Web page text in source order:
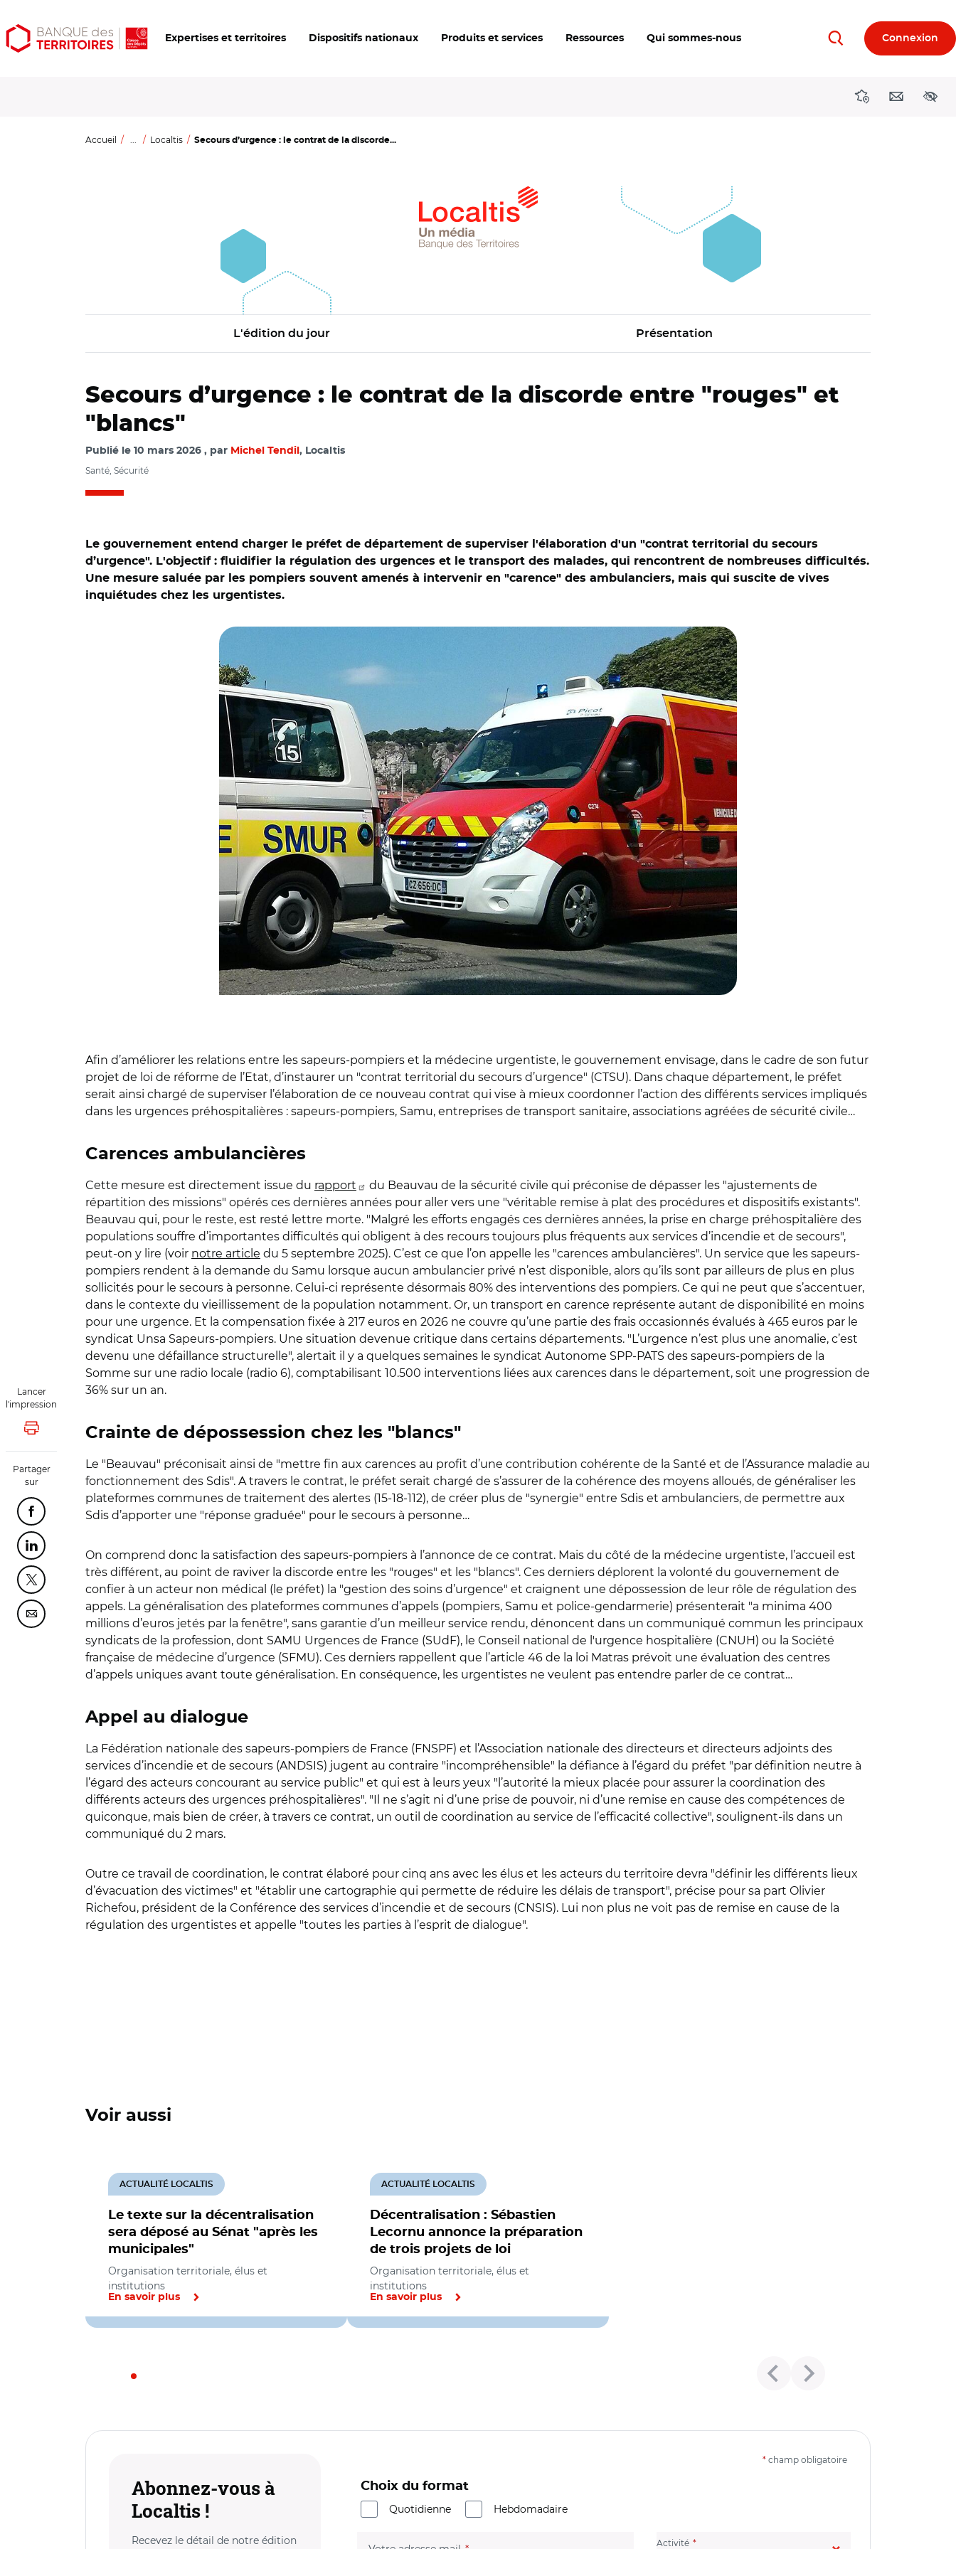
Aller
au
Aller
au
Ouvrir
les
Expertises et territoires Dispositifs nationaux Produits et services Ressources Qui sommes-nous RechercherConnexion
DirectionsContact
Accueil ... Localtis Secours d’urgence : le contrat de la discorde...
L'édition du jour Présentation
Lancer
l'impression
Lancer l'impression
Partager
sur
Partager cette page sur Facebook
Partager cette page sur Linkedin
Partager cette page sur Twitter
Partager cette page sur Courriel
Secours d’urgence : le contrat de la discorde entre "rouges" et
"blancs"
Publié le 10 mars 2026 par Michel Tendil , Localtis
Santé, Sécurité
Le gouvernement entend charger le préfet de département de superviser l'élaboration d'un "contrat territorial du secours
d’urgence". L'objectif : fluidifier la régulation des urgences et le transport des malades, qui rencontrent de nombreuses difficultés.
Une mesure saluée par les pompiers souvent amenés à intervenir en "carence" des ambulanciers, mais qui suscite de vives
inquiétudes chez les urgentistes.
Afin d’améliorer les relations entre les sapeurs-pompiers et la médecine urgentiste, le gouvernement envisage, dans le cadre de son futur
projet de loi de réforme de l’Etat, d’instaurer un "contrat territorial du secours d’urgence" (CTSU). Dans chaque département, le préfet
serait ainsi chargé de superviser l’élaboration de ce nouveau contrat qui vise à mieux coordonner l’action des différents services impliqués
dans les urgences préhospitalières : sapeurs-pompiers, Samu, entreprises de transport sanitaire, associations agréées de sécurité civile…
Carences ambulancières
Cette mesure est directement issue du rapport
du Beauvau de la sécurité civile qui préconise de dépasser les "ajustements de
répartition des missions" opérés ces dernières années pour aller vers une "véritable remise à plat des procédures et dispositifs existants".
Beauvau qui, pour le reste, est resté lettre morte. "Malgré les efforts engagés ces dernières années, la prise en charge préhospitalière des
populations souffre d’importantes difficultés qui obligent à des recours toujours plus fréquents aux services d’incendie et de secours",
peut-on y lire (voir notre article du 5 septembre 2025). C’est ce que l’on appelle les "carences ambulancières". Un service que les sapeurs-
pompiers rendent à la demande du Samu lorsque aucun ambulancier privé n’est disponible, alors qu’ils sont par ailleurs de plus en plus
sollicités pour le secours à personne. Celui-ci représente désormais 80% des interventions des pompiers. Ce qui ne peut que s’accentuer,
dans le contexte du vieillissement de la population notamment. Or, un transport en carence représente autant de disponibilité en moins
pour une urgence. Et la compensation fixée à 217 euros en 2026 ne couvre qu’une partie des frais occasionnés évalués à 465 euros par le
syndicat Unsa Sapeurs-pompiers. Une situation devenue critique dans certains départements. "L’urgence n’est plus une anomalie, c’est
devenu une défaillance structurelle", alertait il y a quelques semaines le syndicat Autonome SPP-PATS des sapeurs-pompiers de la
Somme sur une radio locale (radio 6), comptabilisant 10.500 interventions liées aux carences dans le département, soit une progression de
36% sur un an.
Crainte de dépossession chez les "blancs"
Le "Beauvau" préconisait ainsi de "mettre fin aux carences au profit d’une contribution cohérente de la Santé et de l’Assurance maladie au
fonctionnement des Sdis". A travers le contrat, le préfet serait chargé de s’assurer de la cohérence des moyens alloués, de généraliser les
plateformes communes de traitement des alertes (15-18-112), de créer plus de "synergie" entre Sdis et ambulanciers, de permettre aux
Sdis d’apporter une "réponse graduée" pour le secours à personne…
On comprend donc la satisfaction des sapeurs-pompiers à l’annonce de ce contrat. Mais du côté de la médecine urgentiste, l’accueil est
très différent, au point de raviver la discorde entre les "rouges" et les "blancs". Ces derniers déplorent la volonté du gouvernement de
confier à un acteur non médical (le préfet) la "gestion des soins d’urgence" et craignent une dépossession de leur rôle de régulation des
appels. La généralisation des plateformes communes d’appels (pompiers, Samu et police-gendarmerie) présenterait "a minima 400
millions d’euros jetés par la fenêtre", sans garantie d’un meilleur service rendu, dénoncent dans un communiqué commun les principaux
syndicats de la profession, dont SAMU Urgences de France (SUdF), le Conseil national de l'urgence hospitalière (CNUH) ou la Société
française de médecine d’urgence (SFMU). Ces derniers rappellent que l’article 46 de la loi Matras prévoit une évaluation des centres
d’appels uniques avant toute généralisation. En conséquence, les urgentistes ne veulent pas entendre parler de ce contrat…
Appel au dialogue
La Fédération nationale des sapeurs-pompiers de France (FNSPF) et l’Association nationale des directeurs et directeurs adjoints des
services d’incendie et de secours (ANDSIS) jugent au contraire "incompréhensible" la défiance à l’égard du préfet "par définition neutre à
l’égard des acteurs concourant au service public" et qui est à leurs yeux "l’autorité la mieux placée pour assurer la coordination des
différents acteurs des urgences préhospitalières". "Il ne s’agit ni d’une prise de pouvoir, ni d’une remise en cause des compétences de
quiconque, mais bien de créer, à travers ce contrat, un outil de coordination au service de l’efficacité collective", soulignent-ils dans un
communiqué du 2 mars.
Outre ce travail de coordination, le contrat élaboré pour cinq ans avec les élus et les acteurs du territoire devra "définir les différents lieux
d’évacuation des victimes" et "établir une cartographie qui permette de réduire les délais de transport", précise pour sa part Olivier
Richefou, président de la Conférence des services d’incendie et de secours (CNSIS). Lui non plus ne voit pas de remise en cause de la
régulation des urgentistes et appelle "toutes les parties à l’esprit de dialogue".
Voir aussi
Le texte sur la décentralisation
sera déposé au Sénat "après les
municipales"
ACTUALITÉ LOCALTIS
Organisation territoriale, élus et
institutions
En savoir plus
Décentralisation : Sébastien
Lecornu annonce la préparation
de trois projets de loi
ACTUALITÉ LOCALTIS
Organisation territoriale, élus et
institutions
En savoir plus
Abonnez-vous à
Localtis !
Recevez le détail de notre édition
* champ obligatoire
Choix du format
Quotidienne
Hebdomadaire
Activité (champ obligatoire)